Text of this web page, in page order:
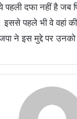
दफा नहीं है जब
पहले भी वे वहां
ने इस मुद्दे पर